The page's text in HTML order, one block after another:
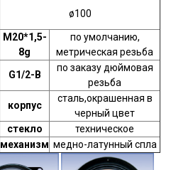
ø100
М20*1,5-
8g
по умолчанию,
метрическая резьба
G1/2-B
по заказу дюймовая
резьба
корпус
сталь,окрашенная в
черный цвет
стекло
техническое
механизм медно-латунный спла